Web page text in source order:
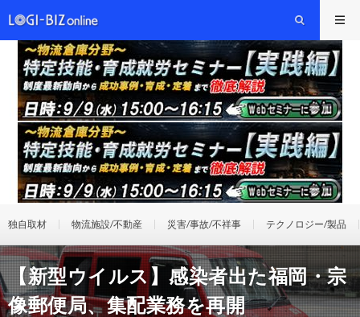
独自取材 物流施設/不動産 災害/事故/不祥事 テクノロジー/製品
【新型ウイルス】感染者出た福岡・宗
像郵便局、集配業務を再開